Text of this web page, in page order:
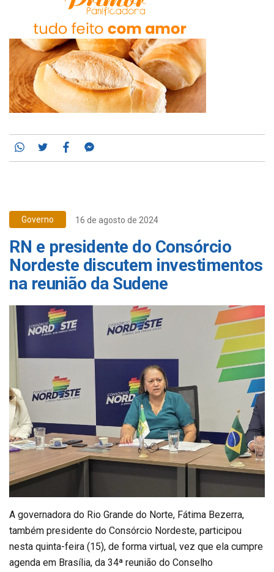
Whatsapp
TwitterFacebook
Governo 16 de agosto de 2024
RN e presidente do Consórcio
Nordeste discutem investimentos
na reunião da Sudene
A governadora do Rio Grande do Norte, Fátima Bezerra,
também presidente do Consórcio Nordeste, participou
nesta quinta-feira (15), de forma virtual, vez que ela cumpre
agenda em Brasília, da 34ª reunião do Conselho